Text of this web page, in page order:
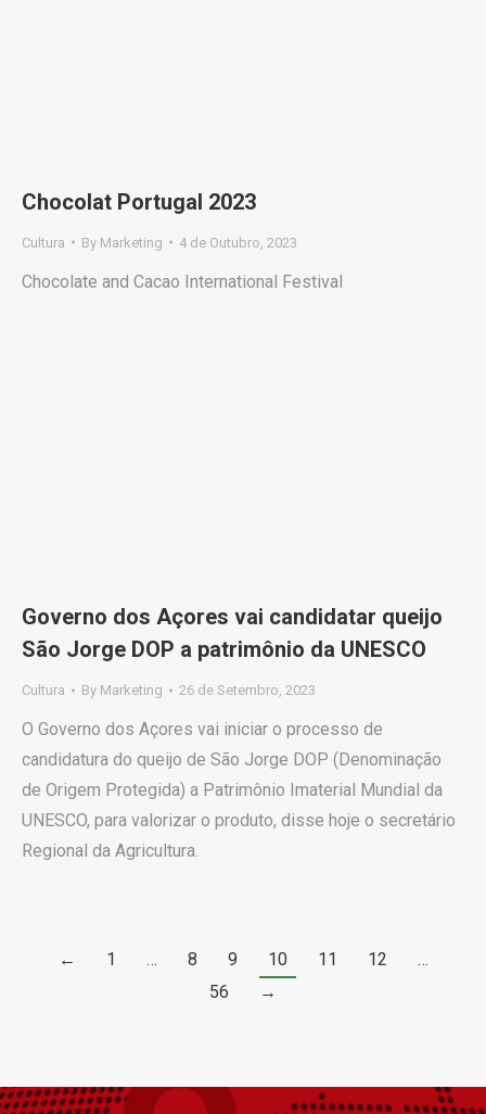
Chocolat Portugal 2023
Cultura By Marketing 4 de Outubro, 2023
Chocolate and Cacao International Festival
Governo dos Açores vai candidatar queijo
São Jorge DOP a patrimônio da UNESCO
Cultura By Marketing 26 de Setembro, 2023
O Governo dos Açores vai iniciar o processo de
candidatura do queijo de São Jorge DOP (Denominação
de Origem Protegida) a Patrimônio Imaterial Mundial da
UNESCO, para valorizar o produto, disse hoje o secretário
Regional da Agricultura.
← 1 … 8 9 10 11 12
…
56
→